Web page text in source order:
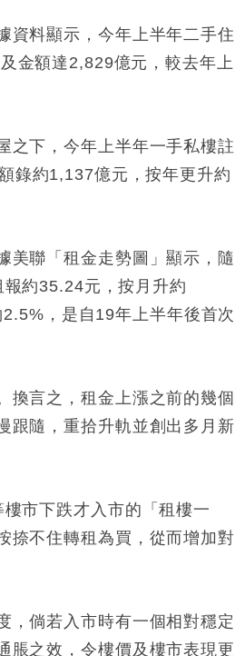
資料顯示，今年上半年二手住
金額達2,829億元，較去年上
之下，今年上半年一手私樓註
錄約1,137億元，按年更升約
美聯「租金走勢圖」顯示，隨
約35.24元，按月升約
，是自19年上半年後首次
換言之，租金上漲之前的幾個
跟隨，重拾升軌並創出多月新
市下跌才入市的「租樓一
捺不住轉租為買，從而增加對
，倘若入市時有一個相對穩定
脹之效，令樓價及樓市表現更